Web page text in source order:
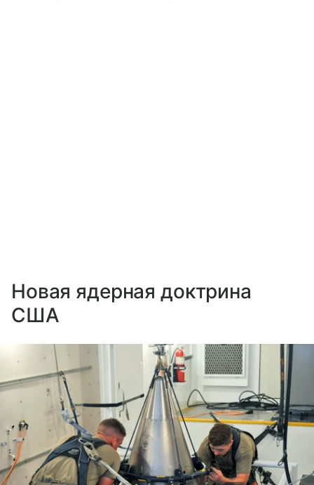
Новая ядерная доктрина
США